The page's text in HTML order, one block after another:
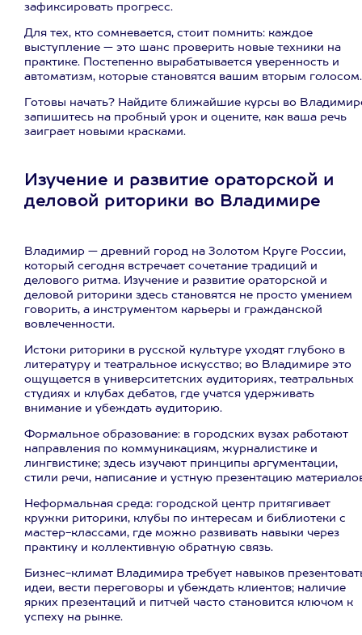
зафиксировать прогресс.
Для тех, кто сомневается, стоит помнить: каждое
выступление — это шанс проверить новые техники на
практике. Постепенно вырабатывается уверенность и
автоматизм, которые становятся вашим вторым голосом.
Готовы начать? Найдите ближайшие курсы во
запишитесь на пробный урок и оцените, как ваша речь
заиграет новыми красками.
Изучение и развитие ораторской и
деловой риторики во Владимире
Владимир — древний город на Золотом Круге России,
который сегодня встречает сочетание традиций и
делового ритма. Изучение и развитие ораторской и
деловой риторики здесь становятся не просто умением
говорить, а инструментом карьеры и гражданской
вовлеченности.
Истоки риторики в русской культуре уходят глубоко в
литературу и театральное искусство; во Владимире это
ощущается в университетских аудиториях, театральных
студиях и клубах дебатов, где учатся удерживать
внимание и убеждать аудиторию.
Формальное образование: в городских вузах работают
направления по коммуникациям, журналистике и
лингвистике; здесь изучают принципы аргументации,
стили речи, написание и устную презентацию
Неформальная среда: городской центр притягивает
кружки риторики, клубы по интересам и библиотеки с
мастер-классами, где можно развивать навыки через
практику и коллективную обратную связь.
Бизнес-климат Владимира требует навыков
идеи, вести переговоры и убеждать клиентов; наличие
ярких презентаций и питчей часто становится ключом к
успеху на рынке.